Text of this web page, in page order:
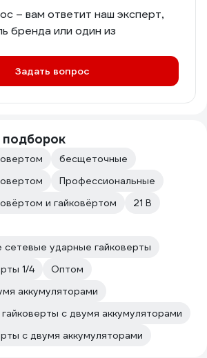
– вам ответит наш эксперт,
бренда или один из
Задать вопрос
подборок
бесщеточные
Профессиональные
и гайковёртом
21 В
ударные гайковерты
1/4
Оптом
аккумуляторами
с двумя аккумуляторами
с двумя аккумуляторами